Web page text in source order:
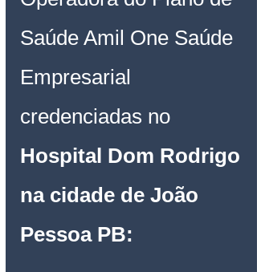
Saúde Amil One Saúde
Empresarial
credenciadas no
Hospital Dom Rodrigo
na cidade de João
Pessoa PB: